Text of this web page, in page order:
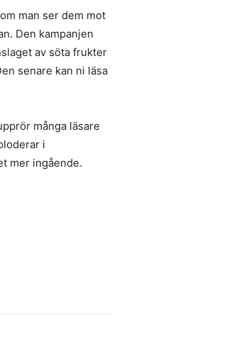
man ser dem mot
Den kampanjen
av söta frukter
senare kan ni läsa
många läsare
i
mer ingående.